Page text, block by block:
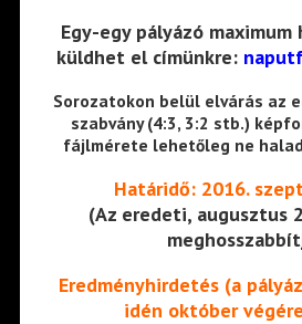
Egy-egy pályázó
küldhet el címünkre:
Sorozatokon belül elvárás az
szabvány (4:3, 3:2 stb.)
fájlmérete lehetőleg ne
Határidő: 2016.
(Az eredeti, augusztus
Eredményhirdetés (a
idén október